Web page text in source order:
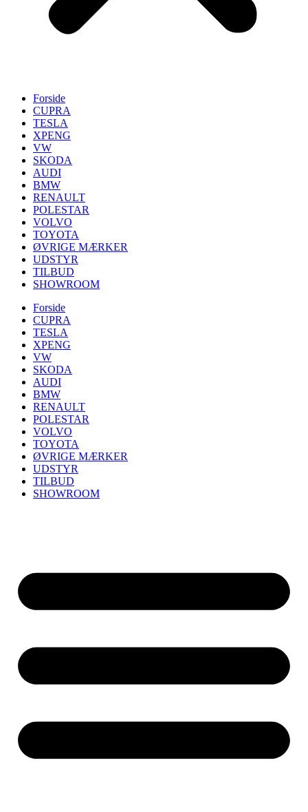
Forside
CUPRA
TESLA
XPENG
VW
SKODA
AUDI
BMW
RENAULT
POLESTAR
VOLVO
TOYOTA
ØVRIGE MÆRKER
UDSTYR
TILBUD
SHOWROOM
Forside
CUPRA
TESLA
XPENG
VW
SKODA
AUDI
BMW
RENAULT
POLESTAR
VOLVO
TOYOTA
ØVRIGE MÆRKER
UDSTYR
TILBUD
SHOWROOM